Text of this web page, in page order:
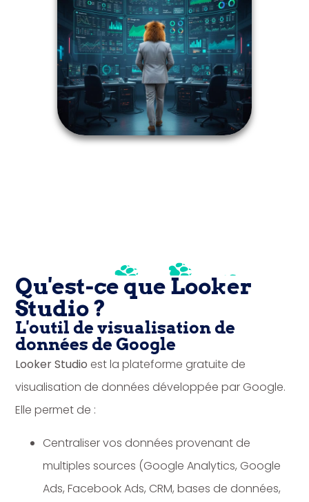
Qu'est-ce que Looker
Studio ?
L'outil de visualisation de
données de Google
Looker Studio est la plateforme gratuite de
visualisation de données développée par Google.
Elle permet de :
Centraliser vos données provenant de
multiples sources (Google Analytics, Google
Ads, Facebook Ads, CRM, bases de données,